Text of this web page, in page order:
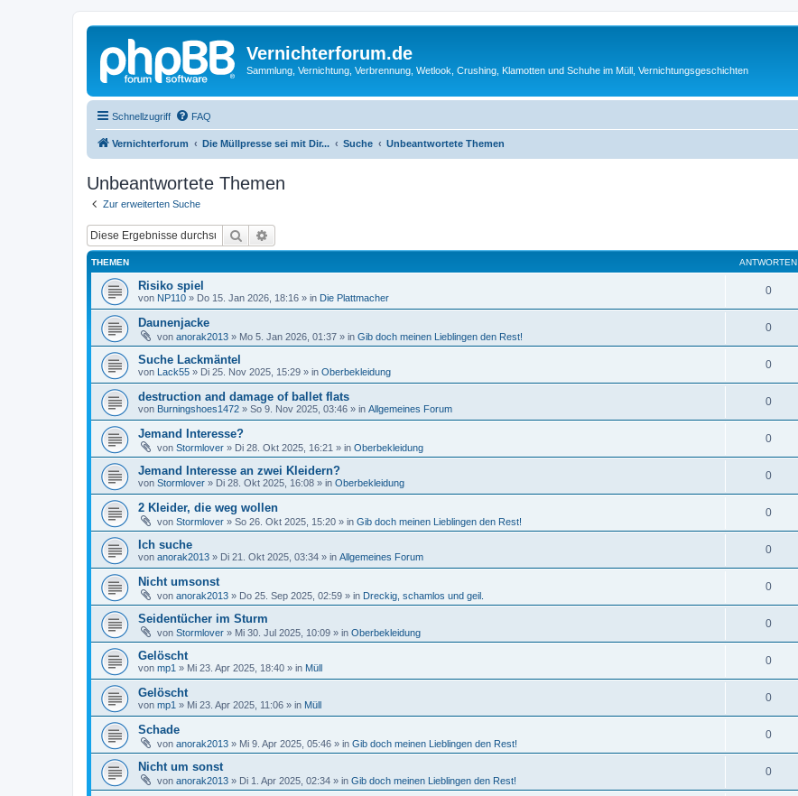
Vernichterforum.de
Sammlung, Vernichtung, Verbrennung, Wetlook, Crushing, Klamotten und Schuhe im Müll, Vernichtungsgeschichten
Schnellzugriff FAQ
Vernichterforum Die Müllpresse sei mit Dir... Suche Unbeantwortete Themen
Unbeantwortete Themen
Zur erweiterten Suche
Suche
THEMEN ANTWORTEN
Risiko spiel
von NP110 » Do 15. Jan 2026, 18:16 » in Die Plattmacher
0
Daunenjacke
von anorak2013 » Mo 5. Jan 2026, 01:37 » in Gib doch meinen Lieblingen den Rest!
0
Suche Lackmäntel
von Lack55 » Di 25. Nov 2025, 15:29 » in Oberbekleidung
0
destruction and damage of ballet flats
von Burningshoes1472 » So 9. Nov 2025, 03:46 » in Allgemeines Forum
0
Jemand Interesse?
von Stormlover » Di 28. Okt 2025, 16:21 » in Oberbekleidung
0
Jemand Interesse an zwei Kleidern?
von Stormlover » Di 28. Okt 2025, 16:08 » in Oberbekleidung
0
2 Kleider, die weg wollen
von Stormlover » So 26. Okt 2025, 15:20 » in Gib doch meinen Lieblingen den Rest!
0
Ich suche
von anorak2013 » Di 21. Okt 2025, 03:34 » in Allgemeines Forum
0
Nicht umsonst
von anorak2013 » Do 25. Sep 2025, 02:59 » in Dreckig, schamlos und geil.
0
Seidentücher im Sturm
von Stormlover » Mi 30. Jul 2025, 10:09 » in Oberbekleidung
0
Gelöscht
von mp1 » Mi 23. Apr 2025, 18:40 » in Müll
0
Gelöscht
von mp1 » Mi 23. Apr 2025, 11:06 » in Müll
0
Schade
von anorak2013 » Mi 9. Apr 2025, 05:46 » in Gib doch meinen Lieblingen den Rest!
0
Nicht um sonst
von anorak2013 » Di 1. Apr 2025, 02:34 » in Gib doch meinen Lieblingen den Rest!
0